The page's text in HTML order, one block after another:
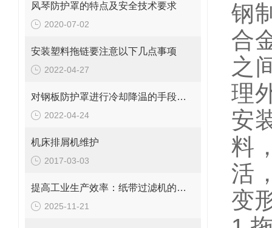
风琴防护罩的特点及安全技术要求
2020-07-02
安装塑料拖链要注意以下几点事项
2022-04-27
对钢板防护罩进行冷却降温的手段有哪些？
2022-04-24
机床排屑机维护
2017-03-03
提高工业生产效率：纸带过滤机的优势与挑战
2025-11-21
钢
合
之
理
安
料
活
变